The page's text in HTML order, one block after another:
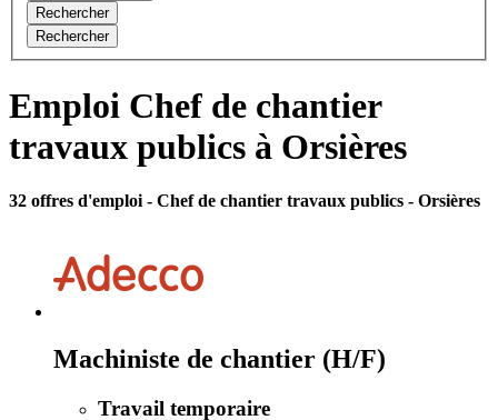
Rechercher
Rechercher
Emploi Chef de chantier
travaux publics à Orsières
32 offres d'emploi - Chef de chantier travaux publics - Orsières
Machiniste de chantier (H/F)
Travail temporaire